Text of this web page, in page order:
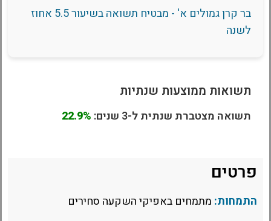
בר קרן גמולים א' - מבטיח תשואה בשיעור 5.5 אחוז
לשנה
תשואות ממוצעות שנתיות
תשואה מצטברת שנתית ל-3 שנים: 22.9%
פרטים
התמחות: מתמחים באפיקי השקעה סחירים